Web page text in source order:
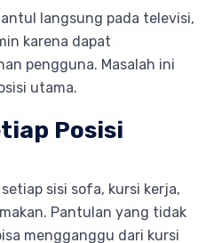
langsung pada televisi,
karena dapat
pengguna. Masalah ini
utama.
Posisi
sisi sofa, kursi kerja,
Pantulan yang tidak
mengganggu dari kursi